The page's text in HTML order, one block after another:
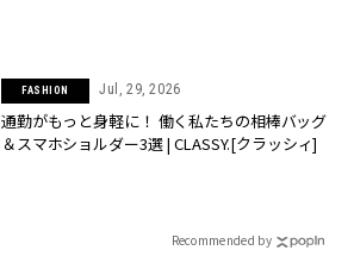
FASHION Jul, 29, 2026
通勤がもっと身軽に！ 働く私たちの相棒バッグ
＆スマホショルダー3選 | CLASSY.[クラッシィ]
Recommended by